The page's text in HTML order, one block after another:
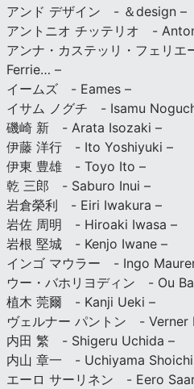
アンド デザイン - ＆design –
アントニオ チッテリオ -
アンナ・カステッリ・フェリ
Ferrie… –
イームズ - Eames –
イサム ノグチ - Isamu
磯崎 新 - Arata Isozaki –
伊藤 洋行 - Ito Yoshiyuki –
伊東 豊雄 - Toyo Ito –
乾 三郎 - Saburo Inui –
岩倉榮利 - Eiri Iwakura –
岩佐 周明 - Hiroaki Iwasa –
岩根 堅城 - Kenjo Iwane –
インゴ マウラー - Ingo
ウー・バホリヨディン - Ou
植木 莞爾 - Kanji Ueki –
ヴェルナー パントン - Verner
内田 繁 - Shigeru Uchida –
内山 章一 - Uchiyama
エーロ サーリネン - Eero